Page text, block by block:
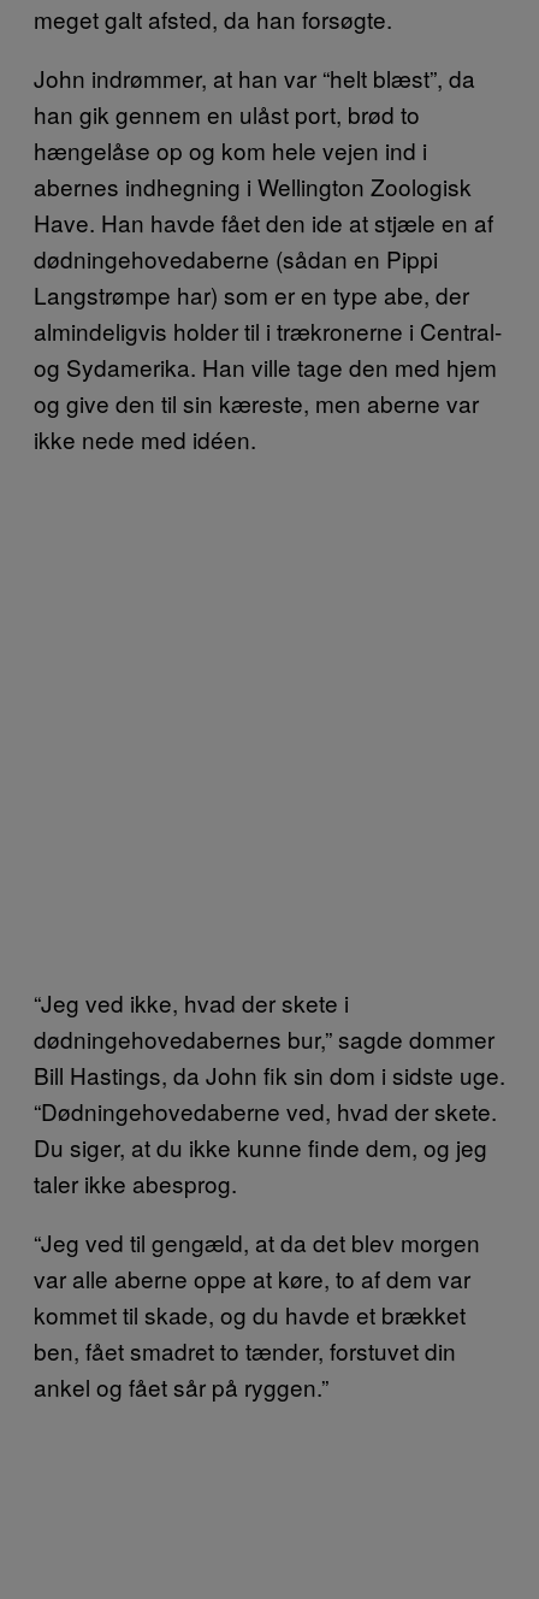
meget galt afsted, da han forsøgte.
John indrømmer, at han var “helt blæst”, da
han gik gennem en ulåst port, brød to
hængelåse op og kom hele vejen ind i
abernes indhegning i Wellington Zoologisk
Have. Han havde fået den ide at stjæle en af
dødningehovedaberne (sådan en Pippi
Langstrømpe har) som er en type abe, der
almindeligvis holder til i trækronerne i Central-
og Sydamerika. Han ville tage den med hjem
og give den til sin kæreste, men aberne var
ikke nede med idéen.
“Jeg ved ikke, hvad der skete i
dødningehovedabernes bur,” sagde dommer
Bill Hastings, da John fik sin dom i sidste uge.
“Dødningehovedaberne ved, hvad der skete.
Du siger, at du ikke kunne finde dem, og jeg
taler ikke abesprog.
“Jeg ved til gengæld, at da det blev morgen
var alle aberne oppe at køre, to af dem var
kommet til skade, og du havde et brækket
ben, fået smadret to tænder, forstuvet din
ankel og fået sår på ryggen.”